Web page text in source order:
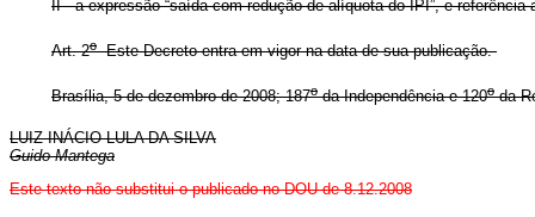
II - a expressão “saída com redução de alíquota do IPI”, e
Art. 2oEste Decreto entra em vigor na data de sua publicação.
Brasília, 5 de dezembro de 2008; 187oda Independência e 120oda
LUIZ INÁCIO LULA DA SILVA
Guido Mantega
Estetexto não substitui o publicado no DOU de 8.12.2008